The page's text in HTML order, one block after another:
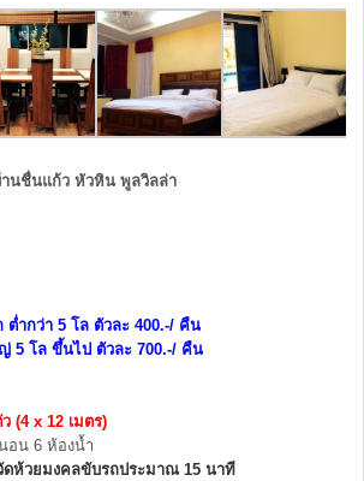
นชื่นแก้ว หัวหิน พูลวิลล่า
ต่ำกว่า 5 โล ตัวละ 400.-/ คืน
5 โล ขึ้นไป ตัวละ 700.-/ คืน
(4 x 12 เมตร)
อน 6 ห้องน้ำ
ดห้วยมงคลขับรถประมาณ 15 นาที